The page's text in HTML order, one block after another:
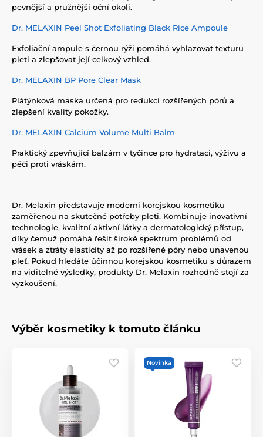
pevnější a pružnější oční okolí.
Dr. MELAXIN Peel Shot Exfoliating Black Rice Ampoule
Exfoliační ampule s černou rýží pomáhá vyhlazovat texturu
pleti a zlepšovat její celkový vzhled.
Dr. MELAXIN BP Pore Clear Mask
Plátýnková maska určená pro redukci rozšířených pórů a
zlepšení kvality pokožky.
Dr. MELAXIN Calcium Volume Multi Balm
Praktický zpevňující balzám v tyčince pro hydrataci, výživu a
péči proti vráskám.
Dr. Melaxin představuje moderní korejskou kosmetiku
zaměřenou na skutečné potřeby pleti. Kombinuje inovativní
technologie, kvalitní aktivní látky a dermatologický přístup,
díky čemuž pomáhá řešit široké spektrum problémů od
vrásek a ztráty elasticity až po rozšířené póry nebo unavenou
pleť. Pokud hledáte účinnou korejskou kosmetiku s důrazem
na viditelné výsledky, produkty Dr. Melaxin rozhodně stojí za
vyzkoušení.
Výběr kosmetiky k tomuto článku
Novinka